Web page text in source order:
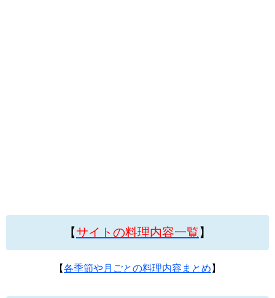
【サイトの料理内容一覧】
【各季節や月ごとの料理内容まとめ 】